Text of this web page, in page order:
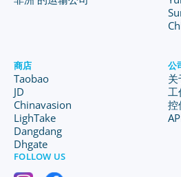
商店
Taobao
JD
Chinavasion
LighTake
Dangdang
Dhgate
公
关
工
控
FOLLOW US